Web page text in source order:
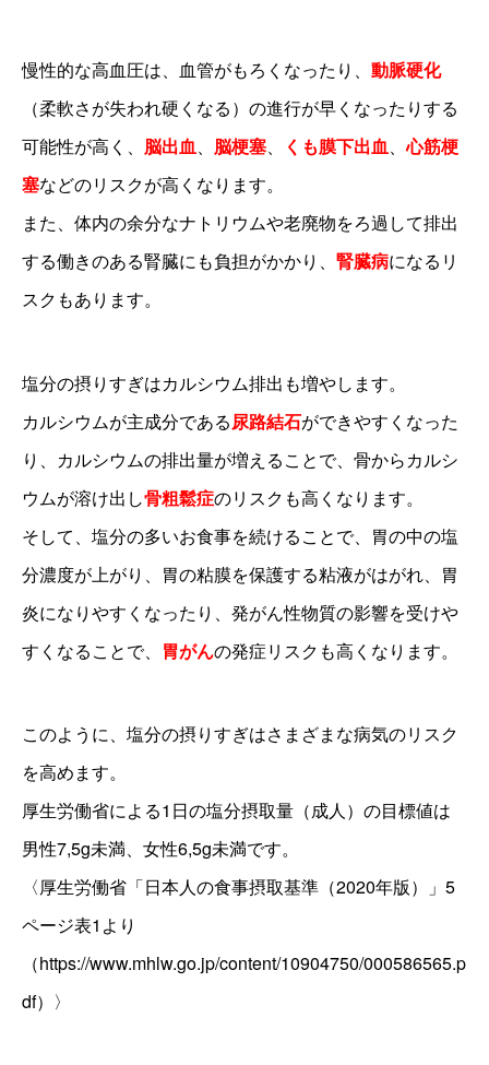
慢性的な高血圧は、血管がもろくなったり、 動脈硬化
（柔軟さが失われ硬くなる）の進行が早くなったりする
可能性が高く、 脳出血、 脳梗塞、 くも膜下出血、心筋梗
塞などのリスクが高くなります。
また、体内の余分なナトリウムや老廃物をろ過して排出
する働きのある腎臓にも負担がかかり、 腎臓病になるリ
スクもあります。
塩分の摂りすぎはカルシウム排出も増やします。
カルシウムが主成分である尿路結石ができやすくなった
り、カルシウムの排出量が増えることで、骨からカルシ
ウムが溶け出し骨粗鬆症のリスクも高くなります。
そして、塩分の多いお食事を続けることで、胃の中の塩
分濃度が上がり、胃の粘膜を保護する粘液がはがれ、胃
炎になりやすくなったり、発がん性物質の影響を受けや
すくなることで、 胃がんの発症リスクも高くなります。
このように、塩分の摂りすぎはさまざまな病気のリスク
を高めます。
厚生労働省による1日の塩分摂取量（成人）の目標値は
男性7,5g未満、女性6,5g未満です。
〈厚生労働省「日本人の食事摂取基準（2020年版）」5
ページ表1より
（https://www.mhlw.go.jp/content/10904750/000586565.p
df）〉